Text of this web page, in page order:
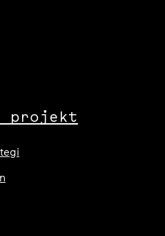
projekt